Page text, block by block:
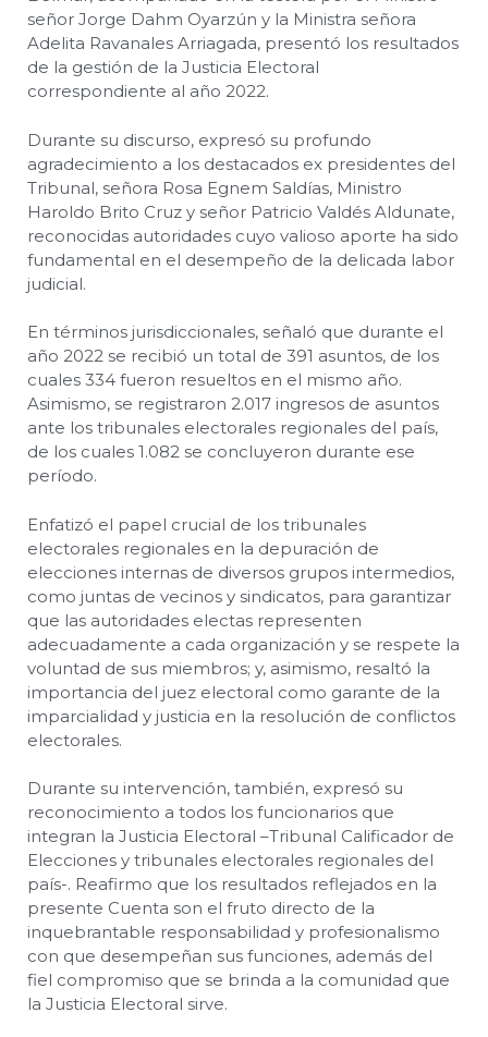
señor Jorge Dahm Oyarzún y la Ministra señora
Adelita Ravanales Arriagada, presentó los resultados
de la gestión de la Justicia Electoral
correspondiente al año 2022.
Durante su discurso, expresó su profundo
agradecimiento a los destacados ex presidentes del
Tribunal, señora Rosa Egnem Saldías, Ministro
Haroldo Brito Cruz y señor Patricio Valdés Aldunate,
reconocidas autoridades cuyo valioso aporte ha sido
fundamental en el desempeño de la delicada labor
judicial.
En términos jurisdiccionales, señaló que durante el
año 2022 se recibió un total de 391 asuntos, de los
cuales 334 fueron resueltos en el mismo año.
Asimismo, se registraron 2.017 ingresos de asuntos
ante los tribunales electorales regionales del país,
de los cuales 1.082 se concluyeron durante ese
período.
Enfatizó el papel crucial de los tribunales
electorales regionales en la depuración de
elecciones internas de diversos grupos intermedios,
como juntas de vecinos y sindicatos, para garantizar
que las autoridades electas representen
adecuadamente a cada organización y se respete la
voluntad de sus miembros; y, asimismo, resaltó la
importancia del juez electoral como garante de la
imparcialidad y justicia en la resolución de conflictos
electorales.
Durante su intervención, también, expresó su
reconocimiento a todos los funcionarios que
integran la Justicia Electoral –Tribunal Calificador de
Elecciones y tribunales electorales regionales del
país-. Reafirmo que los resultados reflejados en la
presente Cuenta son el fruto directo de la
inquebrantable responsabilidad y profesionalismo
con que desempeñan sus funciones, además del
fiel compromiso que se brinda a la comunidad que
la Justicia Electoral sirve.